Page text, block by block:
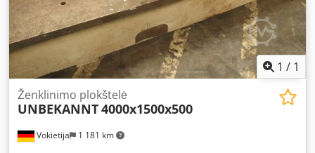
1 / 1
Vokietija 1 181 km
Ženklinimo plokštelė
UNBEKANNT4000x1500x500